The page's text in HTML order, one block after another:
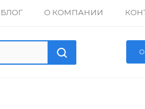
БЛОГ О КОМПАНИИ